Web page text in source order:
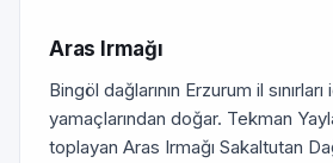
Aras Irmağı
Bingöl dağlarının Erzurum il
yamaçlarından doğar. Tekman
toplayan Aras Irmağı Sakaltutan